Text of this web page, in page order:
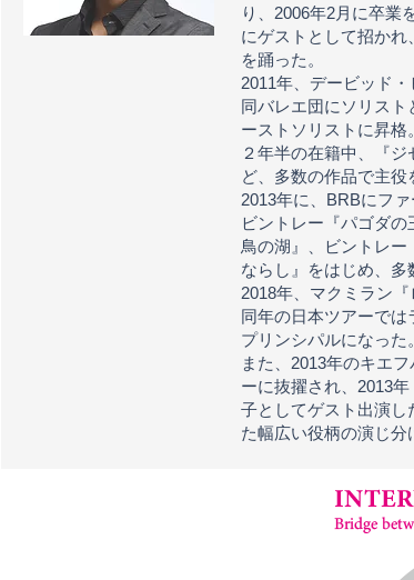
り、2006年2月に卒業
にゲストとして招か
を踊った。
2011年、デービッド
同バレエ団にソリス
ーストソリストに昇格。
２年半の在籍中、『
ど、多数の作品で主役
2013年に、BRBにフ
ビントレー『パゴダ
鳥の湖』、ビントレ
ならし』をはじめ、多
2018年、マクミラン
同年の日本ツアーで
プリンシパルになった。
また、2013年のキエ
ーに抜擢され、2013
子としてゲスト出演し
た幅広い役柄の演じ分